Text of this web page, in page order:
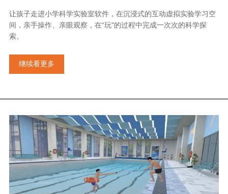
让孩子走进小学科学实验室软件，在沉浸式的互动虚拟实验学习空
间，亲手操作、亲眼观察，在“玩"的过程中完成一次次的科学探
索。
继续看更多